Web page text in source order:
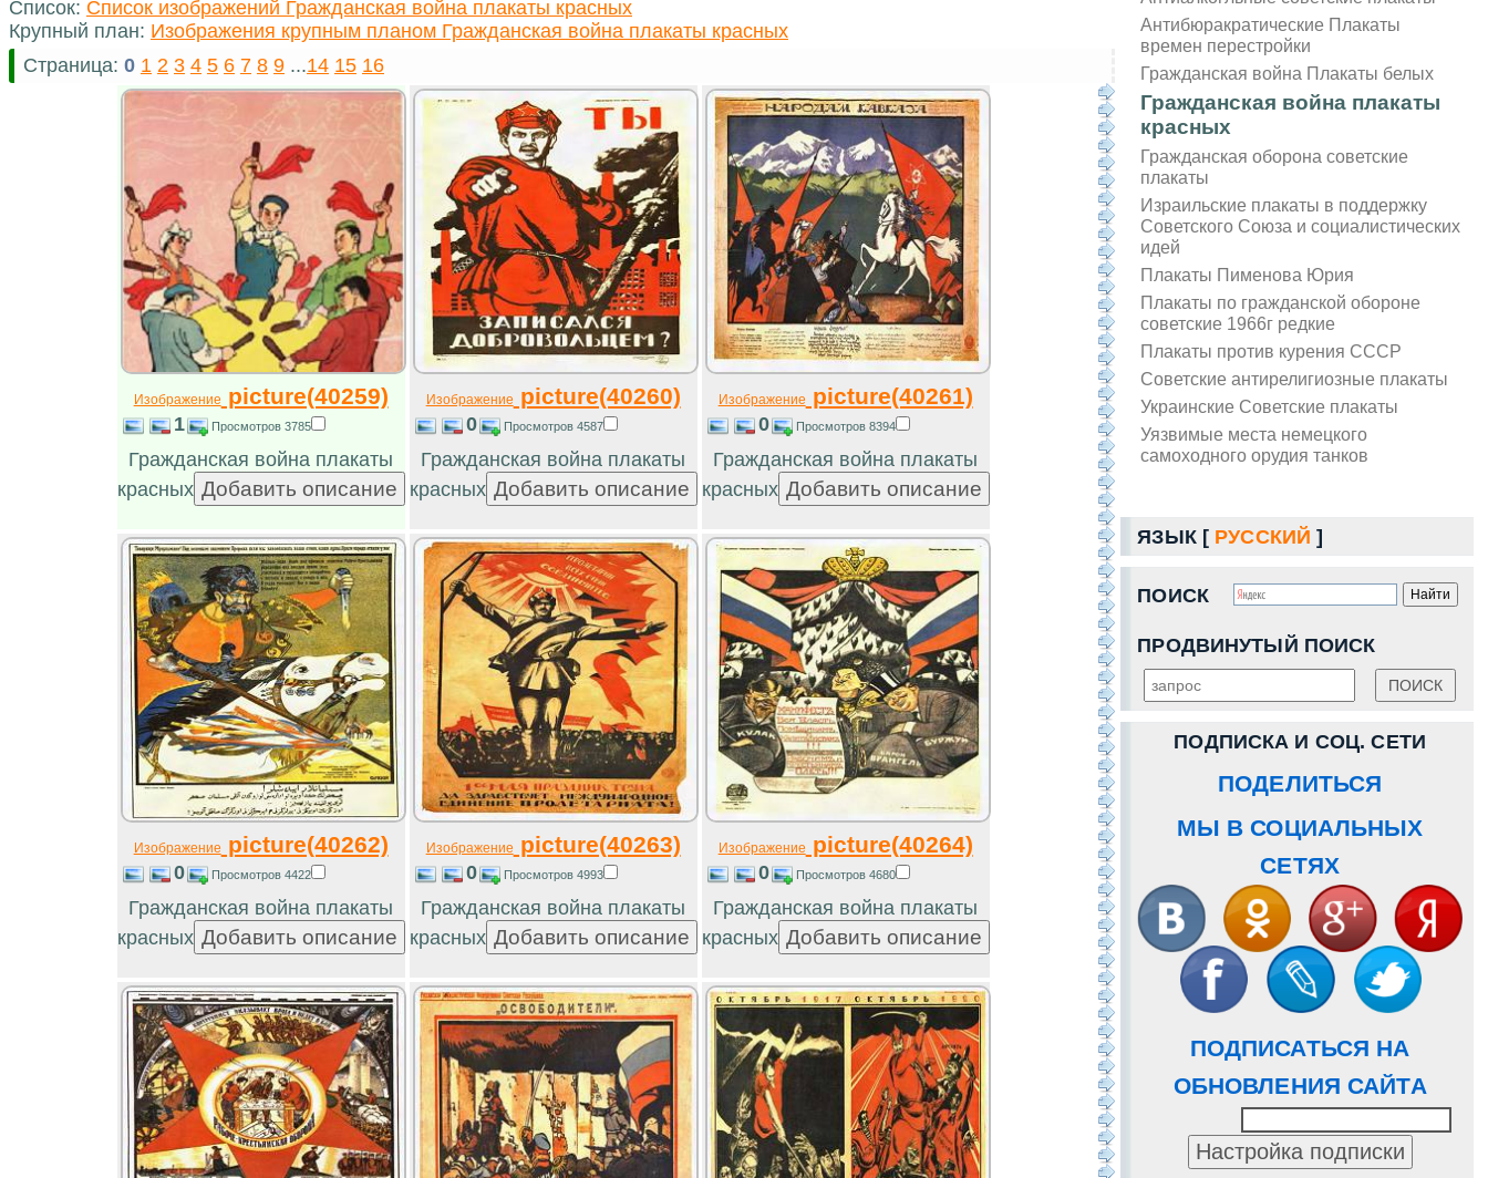
Антибюракратические Плакаты
времен перестройки
Гражданская война Плакаты белых
Гражданская война плакаты
красных
Гражданская оборона советские
плакаты
Израильские плакаты в поддержку
Советского Союза и социалистических
идей
Плакаты Пименова Юрия
Плакаты по гражданской обороне
советские 1966г редкие
Плакаты против курения СССР
Советские антирелигиозные плакаты
Украинские Советские плакаты
Уязвимые места немецкого
самоходного орудия танков
ЯЗЫК [ РУССКИЙ ]
ПОИСК
ПРОДВИНУТЫЙ ПОИСК
ПОДПИСКА И СОЦ. СЕТИ
ПОДЕЛИТЬСЯ
МЫ В СОЦИАЛЬНЫХ
СЕТЯХ
ПОДПИСАТЬСЯ НА
ОБНОВЛЕНИЯ САЙТА
Список: Список изображений Гражданская война плакаты красных
Крупный план: Изображения крупным планом Гражданская война плакаты красных
Страница: 0 1 2 3 4 5 6 7 8 9 ...14 15 16
Изображение picture(40259)
1 Просмотров 3785
Гражданская война плакаты
красных
Изображение picture(40260)
0 Просмотров 4587
Гражданская война плакаты
красных
Изображение picture(40261)
0 Просмотров 8394
Гражданская война плакаты
красных
Изображение picture(40262)
0 Просмотров 4422
Гражданская война плакаты
красных
Изображение picture(40263)
0 Просмотров 4993
Гражданская война плакаты
красных
Изображение picture(40264)
0 Просмотров 4680
Гражданская война плакаты
красных